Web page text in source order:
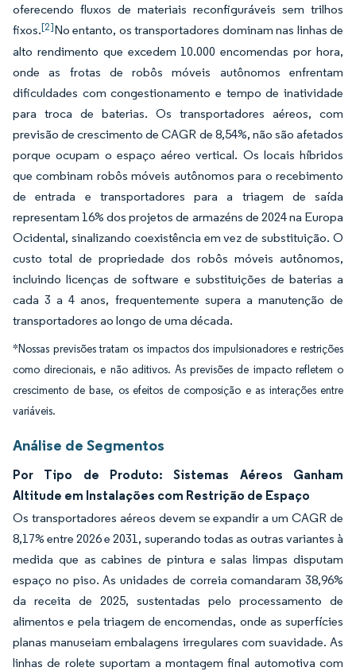
oferecendo fluxos de materiais reconfiguráveis sem trilhos
fixos.[2]No entanto, os transportadores dominam nas linhas de
alto rendimento que excedem 10.000 encomendas por hora,
onde as frotas de robôs móveis autônomos enfrentam
dificuldades com congestionamento e tempo de inatividade
para troca de baterias. Os transportadores aéreos, com
previsão de crescimento de CAGR de 8,54%, não são afetados
porque ocupam o espaço aéreo vertical. Os locais híbridos
que combinam robôs móveis autônomos para o recebimento
de entrada e transportadores para a triagem de saída
representam 16% dos projetos de armazéns de 2024 na Europa
Ocidental, sinalizando coexistência em vez de substituição. O
custo total de propriedade dos robôs móveis autônomos,
incluindo licenças de software e substituições de baterias a
cada 3 a 4 anos, frequentemente supera a manutenção de
transportadores ao longo de uma década.
*Nossas previsões tratam os impactos dos impulsionadores e restrições
como direcionais, e não aditivos. As previsões de impacto refletem o
crescimento de base, os efeitos de composição e as interações entre
variáveis.
Análise de Segmentos
Por Tipo de Produto: Sistemas Aéreos Ganham
Altitude em Instalações com Restrição de Espaço
Os transportadores aéreos devem se expandir a um CAGR de
8,17% entre 2026 e 2031, superando todas as outras variantes à
medida que as cabines de pintura e salas limpas disputam
espaço no piso. As unidades de correia comandaram 38,96%
da receita de 2025, sustentadas pelo processamento de
alimentos e pela triagem de encomendas, onde as superfícies
planas manuseiam embalagens irregulares com suavidade. As
linhas de rolete suportam a montagem final automotiva com